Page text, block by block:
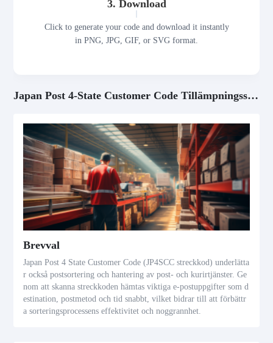
3. Download
Click to generate your code and download it instantly
in PNG, JPG, GIF, or SVG format.
Japan Post 4-State Customer Code Tillämpningsscenarier
Brevval
Japan Post 4 State Customer Code (JP4SCC streckkod) underlätta
r också postsortering och hantering av post- och kurirtjänster. Ge
nom att skanna streckkoden hämtas viktiga e-postuppgifter som d
estination, postmetod och tid snabbt, vilket bidrar till att förbättr
a sorteringsprocessens effektivitet och noggrannhet.